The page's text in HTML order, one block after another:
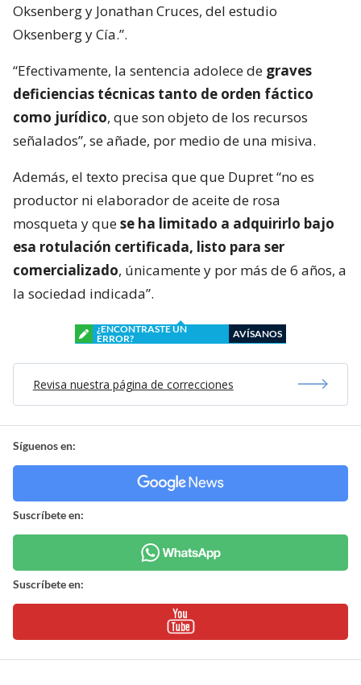
Oksenberg y Jonathan Cruces, del estudio
Oksenberg y Cía.”.
“Efectivamente, la sentencia adolece de graves
deficiencias técnicas tanto de orden fáctico
como jurídico, que son objeto de los recursos
señalados”, se añade, por medio de una misiva.
Además, el texto precisa que que Dupret “no es
productor ni elaborador de aceite de rosa
mosqueta y quese ha limitado a adquirirlo bajo
esa rotulación certificada, listo para ser
comercializado, únicamente y por más de 6 años, a
la sociedad indicada”.
¿ENCONTRASTE UN
ERROR?
AVÍSANOS
Revisa nuestra página de correcciones
Síguenos en:
Suscríbete en:
Suscríbete en: